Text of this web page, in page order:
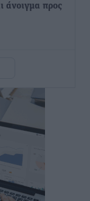
άνοιγμα προς
900